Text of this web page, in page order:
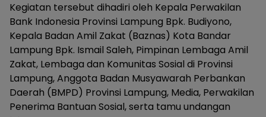
Kegiatan tersebut dihadiri oleh Kepala Perwakilan
Bank Indonesia Provinsi Lampung Bpk. Budiyono,
Kepala Badan Amil Zakat (Baznas) Kota Bandar
Lampung Bpk. Ismail Saleh, Pimpinan Lembaga Amil
Zakat, Lembaga dan Komunitas Sosial di Provinsi
Lampung, Anggota Badan Musyawarah Perbankan
Daerah (BMPD) Provinsi Lampung, Media, Perwakilan
Penerima Bantuan Sosial, serta tamu undangan